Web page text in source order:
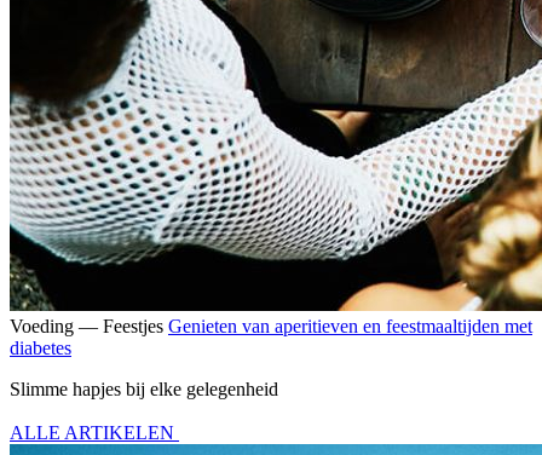
Voeding — Feestjes Genieten van aperitieven en feestmaaltijden met
diabetes
Slimme hapjes bij elke gelegenheid
ALLE ARTIKELEN